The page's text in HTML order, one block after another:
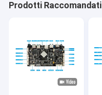
Prodotti Raccomandati